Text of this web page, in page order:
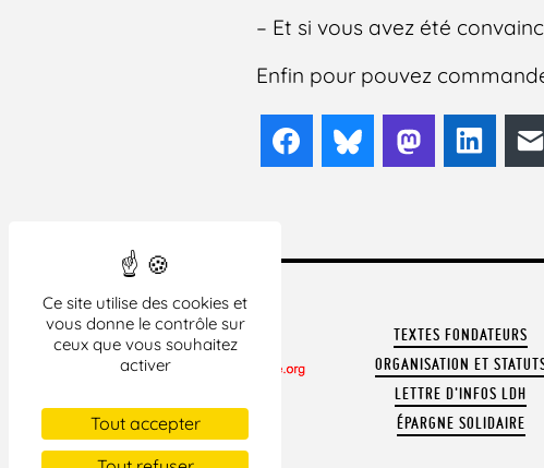
Ce site utilise des cookies et
vous donne le contrôle sur
ceux que vous souhaitez
activer
Tout accepter
– Et si vous avez été
Enfin pour pouvez
FacebookBlueskyMastodon
CONTACTER LA LDH
REVUE DE PRESSE
ARCHIVES
TEXTES FONDATEURS
ORGANISATION ET
LETTRE D'INFOS LDH
ÉPARGNE SOLIDAIRE